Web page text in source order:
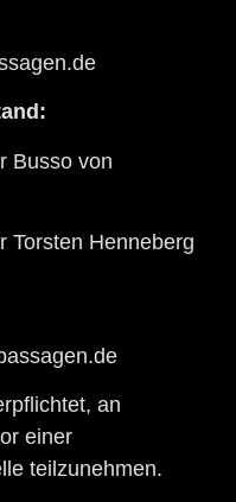
Busso von
Torsten Henneberg
an
einer
teilzunehmen.